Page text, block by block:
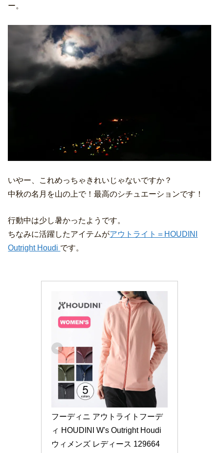
ー。
いやー、これめっちゃきれいじゃないですか？
中秋の名月を山の上で！最高のシチュエーションです！
行動中は少し暑かったようです。
ちなみに活躍したアイテムがアウトライト＝HOUDINI
Outright Houdi です。
フーディニ アウトライトフーデ
ィ HOUDINI W's Outright Houdi
ウィメンズ レディース 129664